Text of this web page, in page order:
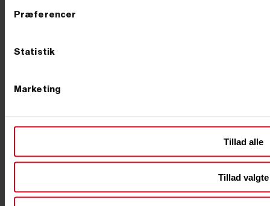
Præferencer
Statistik
Marketing
Tillad alle
Tillad valgte
BRÆNDEKLØVER FRA FRA
benzindrevne modeller fra anerkendte producenter altid
kan komme i gang. Som en ekstra service tilbyder vi
er også opstart og kontrol af maskinen, så du ikke selv
Kontakt vores kundeservice – vi rådgiver gerne, så du
steder, hvor elnettet ikke rækker. Håndværkeren bruger